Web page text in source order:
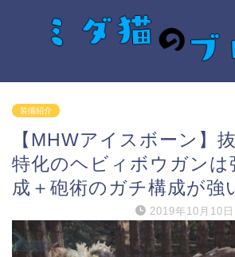
装備紹介
【MHWアイスボーン】
特化のヘビィボウガンは
成＋砲術のガチ構成が強
2019年10月10日